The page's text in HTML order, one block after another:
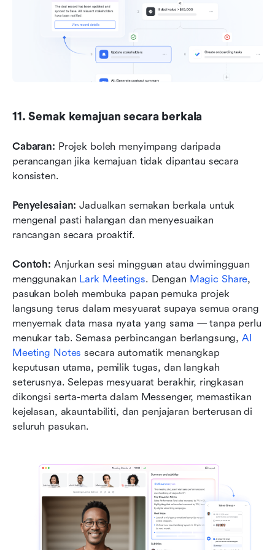
11. Semak kemajuan secara berkala
Cabaran: Projek boleh menyimpang daripada
perancangan jika kemajuan tidak dipantau secara
konsisten.
Penyelesaian: Jadualkan semakan berkala untuk
mengenal pasti halangan dan menyesuaikan
rancangan secara proaktif.
Contoh: Anjurkan sesi mingguan atau dwimingguan
menggunakan Lark Meetings. Dengan Magic Share,
pasukan boleh membuka papan pemuka projek
langsung terus dalam mesyuarat supaya semua orang
menyemak data masa nyata yang sama — tanpa perlu
menukar tab. Semasa perbincangan berlangsung, AI
Meeting Notes secara automatik menangkap
keputusan utama, pemilik tugas, dan langkah
seterusnya. Selepas mesyuarat berakhir, ringkasan
dikongsi serta-merta dalam Messenger, memastikan
kejelasan, akauntabiliti, dan penjajaran berterusan di
seluruh pasukan.